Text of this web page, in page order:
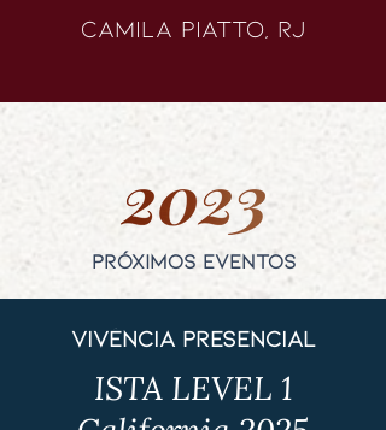
Camila Piatto, RJ
próximos eventos
vivência presencial
ISTA LEVEL 1